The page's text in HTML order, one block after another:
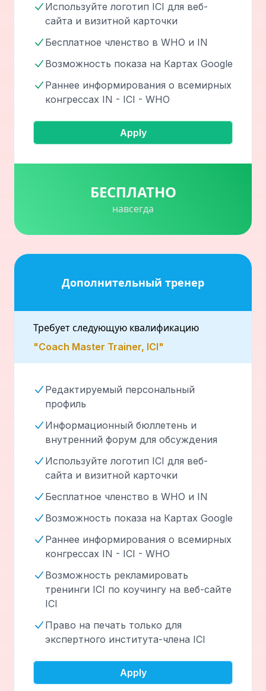
Используйте логотип ICI для веб-
сайта и визитной карточки
Бесплатное членство в WHO и IN
Возможность показа на Картах Google
Раннее информирования о всемирных
конгрессах IN - ICI - WHO
Apply
БЕСПЛАТНО
навсегда
Дополнительный тренер
Требует следующую квалификацию
"Coach Master Trainer, ICI"
Редактируемый персональный
профиль
Информационный бюллетень и
внутренний форум для обсуждения
Используйте логотип ICI для веб-
сайта и визитной карточки
Бесплатное членство в WHO и IN
Возможность показа на Картах Google
Раннее информирования о всемирных
конгрессах IN - ICI - WHO
Возможность рекламировать
тренинги ICI по коучингу на веб-сайте
ICI
Право на печать только для
экспертного института-члена ICI
Apply